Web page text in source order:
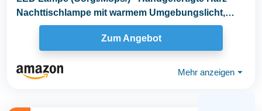
Nachttischlampe mit warmem Umgebungslicht,
Wohndeko...
Zum Angebot
Mehr anzeigen ⏷